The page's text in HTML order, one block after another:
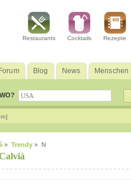
Restaurants Cocktails Rezepte
Forum Blog News Menschen
WO?
» Trendy » N